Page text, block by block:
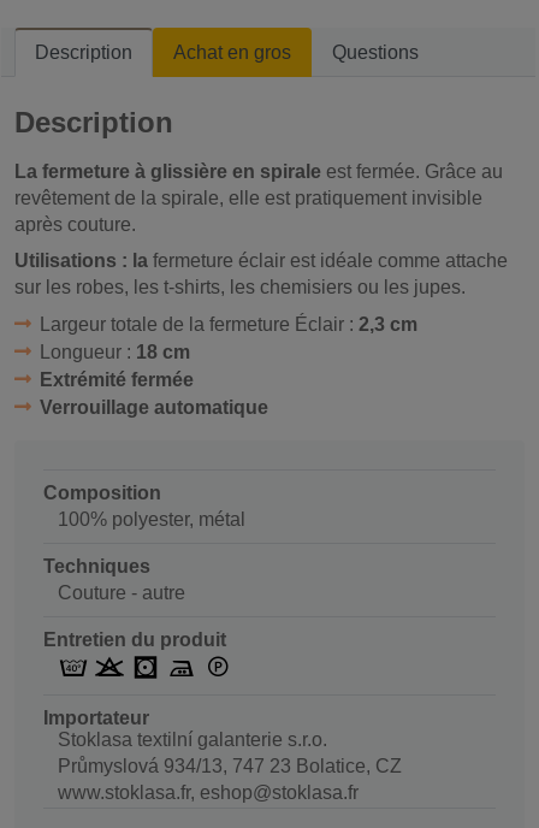
Description Achat en gros Questions
Description
La fermeture à glissière en spirale est fermée. Grâce au
revêtement de la spirale, elle est pratiquement invisible
après couture.
Utilisations : la fermeture éclair est idéale comme attache
sur les robes, les t-shirts, les chemisiers ou les jupes.
Largeur totale de la fermeture Éclair : 2,3 cm
Longueur : 18 cm
Extrémité fermée
Verrouillage automatique
Composition
100% polyester, métal
Techniques
Couture - autre
Entretien du produit
Importateur
Stoklasa textilní galanterie s.r.o.
Průmyslová 934/13, 747 23 Bolatice, CZ
www.stoklasa.fr, eshop@stoklasa.fr